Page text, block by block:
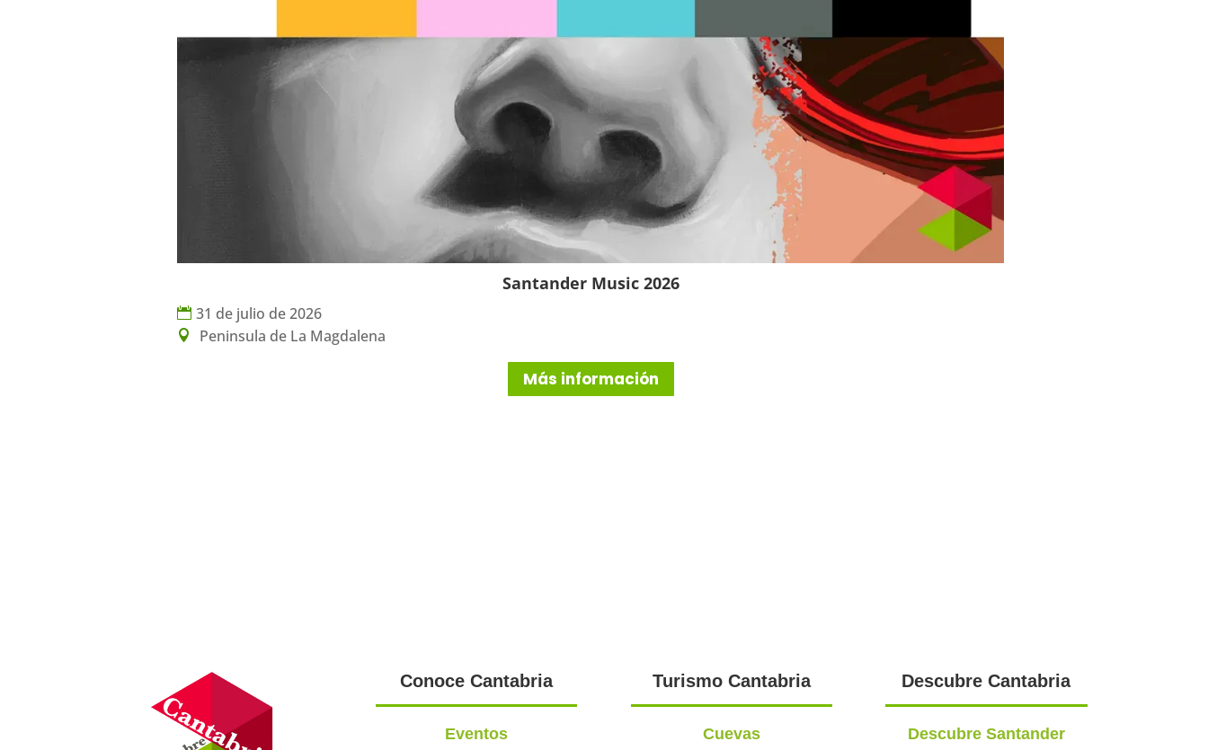
Santander Music 2026
31 de julio de 2026
Peninsula de La Magdalena
Más información
Conoce Cantabria
Eventos
Turismo Cantabria
Cuevas
Descubre Cantabria
Descubre Santander